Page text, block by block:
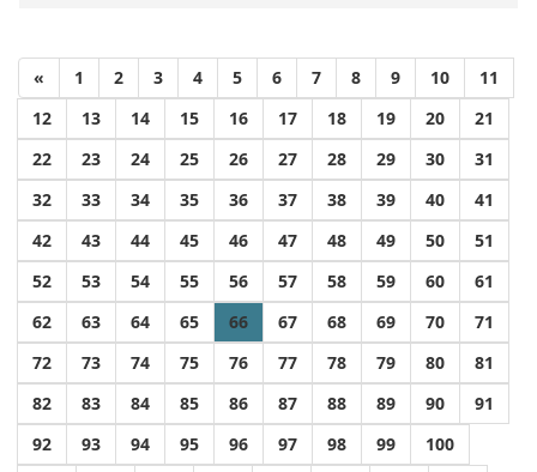
« 1 2 3 4 5 6 7 8 9 10
11
12
13 14 15 16 17 18 19 20
21
22
23 24 25 26 27 28 29 30
31
32
33 34 35 36 37 38 39 40
41
42
43 44 45 46 47 48 49 50
51
52
53 54 55 56 57 58 59 60
61
62
63 64 65 66 67 68 69 70
71
72
73 74 75 76 77 78 79 80
81
82
83 84 85 86 87 88 89 90
91
92
93 94 95 96 97 98 99
100